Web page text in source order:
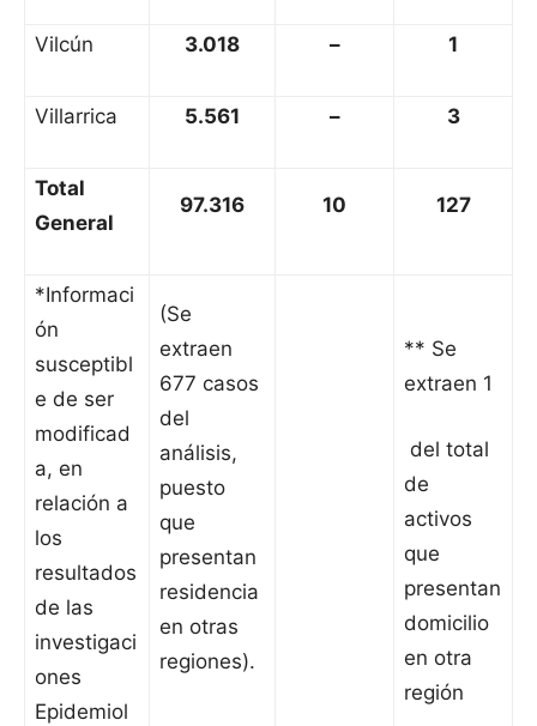
Vilcún 3.018 – 1
Villarrica 5.561 – 3
Total
General
97.316 10 127
*Informaci
ón
susceptibl
e de ser
modificad
a, en
relación a
los
resultados
de las
investigaci
ones
Epidemiol
(Se
extraen
677 casos
del
análisis,
puesto
que
presentan
residencia
en otras
regiones).
** Se
extraen 1
del total
de
activos
que
presentan
domicilio
en otra
región